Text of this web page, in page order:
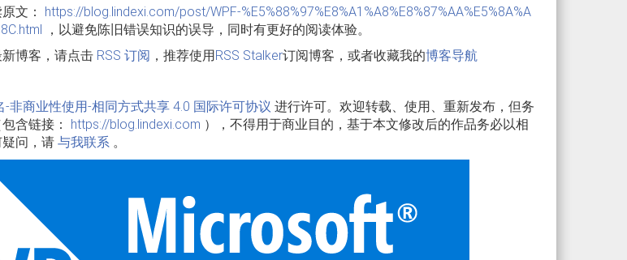
文： https://blog.lindexi.com/post/WPF-%E5%88%97%E8%A1%A8%E8%87%AA%E5%8A%A
，以避免陈旧错误知识的误导，同时有更好的阅读体验。
博客，请点击 RSS 订阅 ，推荐使用RSS Stalker订阅博客，或者收藏我的博客导航
-非商业性使用-相同方式共享 4.0 国际许可协议 进行许可。欢迎转载、使用、重新发布，但务
含链接： https://blog.lindexi.com ），不得用于商业目的，基于本文修改后的作品务必以相
问，请 与我联系。